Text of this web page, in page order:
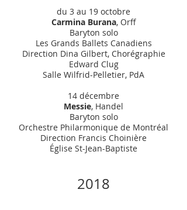
du 3 au 19 octobre
Carmina Burana, Orff
Baryton solo
Les Grands Ballets Canadiens
Direction Dina Gilbert, Chorégraphie
Edward Clug
Salle Wilfrid-Pelletier, PdA
14 décembre
Messie, Handel
Baryton solo
Orchestre Philarmonique de Montréal
Direction Francis Choinière
Église St-Jean-Baptiste
2018